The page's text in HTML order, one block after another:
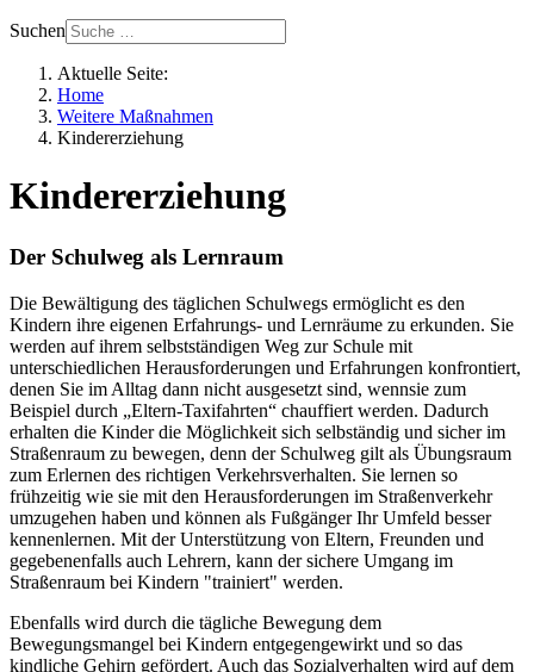
Suchen
Aktuelle Seite:
Home
Weitere Maßnahmen
Kindererziehung
Kindererziehung
Der Schulweg als Lernraum
Die Bewältigung des täglichen Schulwegs ermöglicht es den
Kindern ihre eigenen Erfahrungs- und Lernräume zu erkunden. Sie
werden auf ihrem selbstständigen Weg zur Schule mit
unterschiedlichen Herausforderungen und Erfahrungen konfrontiert,
denen Sie im Alltag dann nicht ausgesetzt sind, wennsie zum
Beispiel durch „Eltern-Taxifahrten“ chauffiert werden. Dadurch
erhalten die Kinder die Möglichkeit sich selbständig und sicher im
Straßenraum zu bewegen, denn der Schulweg gilt als Übungsraum
zum Erlernen des richtigen Verkehrsverhalten. Sie lernen so
frühzeitig wie sie mit den Herausforderungen im Straßenverkehr
umzugehen haben und können als Fußgänger Ihr Umfeld besser
kennenlernen. Mit der Unterstützung von Eltern, Freunden und
gegebenenfalls auch Lehrern, kann der sichere Umgang im
Straßenraum bei Kindern "trainiert" werden.
Ebenfalls wird durch die tägliche Bewegung dem
Bewegungsmangel bei Kindern entgegengewirkt und so das
kindliche Gehirn gefördert. Auch das Sozialverhalten wird auf dem